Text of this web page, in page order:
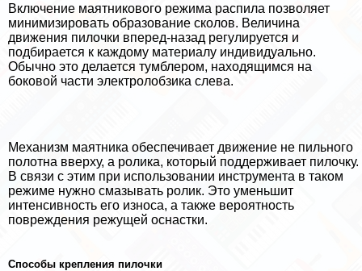
Включение маятникового режима распила позволяет
минимизировать образование сколов. Величина
движения пилочки вперед-назад регулируется и
подбирается к каждому материалу индивидуально.
Обычно это делается тумблером, находящимся на
боковой части электролобзика слева.
Механизм маятника обеспечивает движение не пильного
полотна вверху, а ролика, который поддерживает пилочку.
В связи с этим при использовании инструмента в таком
режиме нужно смазывать ролик. Это уменьшит
интенсивность его износа, а также вероятность
повреждения режущей оснастки.
Способы крепления пилочки